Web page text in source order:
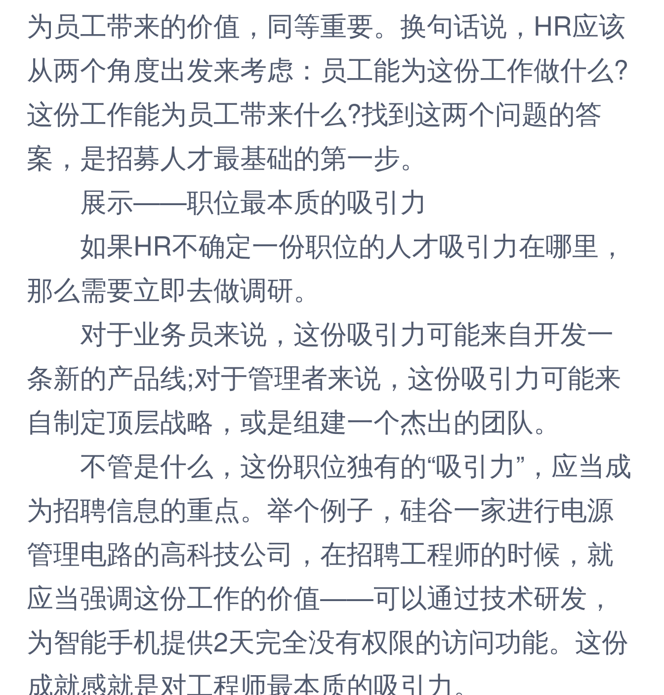
为员工带来的价值，同等重要。换句话说，HR应该
从两个角度出发来考虑：员工能为这份工作做什么?
这份工作能为员工带来什么?找到这两个问题的答
案，是招募人才最基础的第一步。
展示——职位最本质的吸引力
如果HR不确定一份职位的人才吸引力在哪里，
那么需要立即去做调研。
对于业务员来说，这份吸引力可能来自开发一
条新的产品线;对于管理者来说，这份吸引力可能来
自制定顶层战略，或是组建一个杰出的团队。
不管是什么，这份职位独有的“吸引力”，应当成
为招聘信息的重点。举个例子，硅谷一家进行电源
管理电路的高科技公司，在招聘工程师的时候，就
应当强调这份工作的价值——可以通过技术研发，
为智能手机提供2天完全没有权限的访问功能。这份
成就感就是对工程师最本质的吸引力。